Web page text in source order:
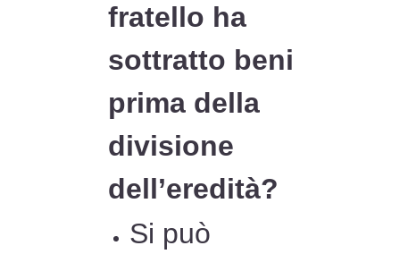
fratello ha
sottratto beni
prima della
divisione
dell’eredità?
Si può